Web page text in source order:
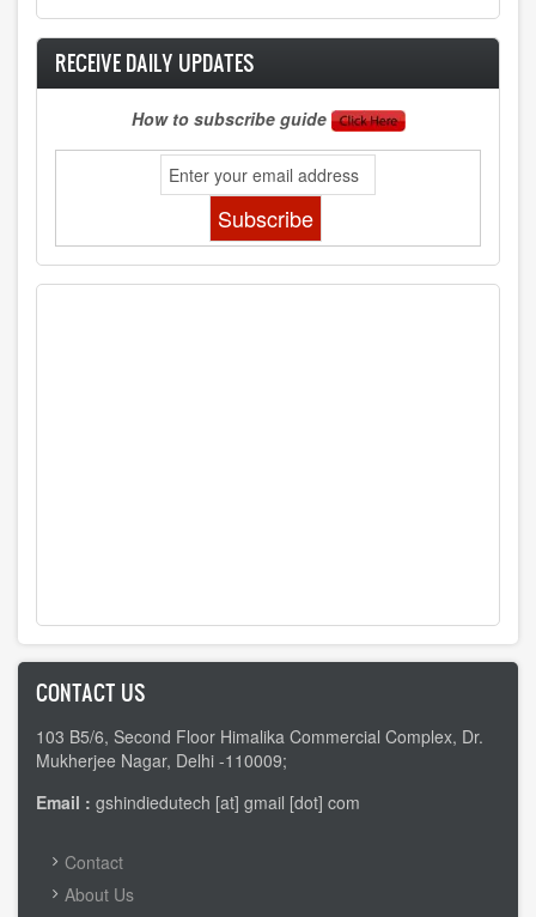
RECEIVE DAILY UPDATES
How to subscribe guide
CONTACT US
103 B5/6, Second Floor Himalika Commercial Complex, Dr.
Mukherjee Nagar, Delhi -110009;
Email : gshindiedutech [at] gmail [dot] com
FOOTER
MENU
Contact
About Us